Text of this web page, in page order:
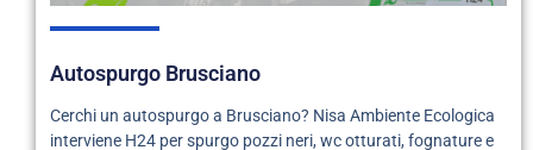
Autospurgo Brusciano
Cerchi un autospurgo a Brusciano? Nisa Ambiente Ecologica
interviene H24 per spurgo pozzi neri, wc otturati, fognature e